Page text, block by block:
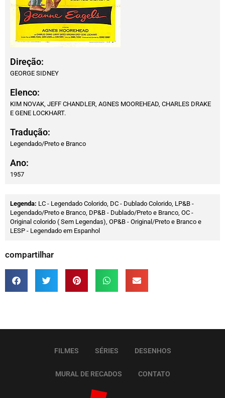
Direção:
GEORGE SIDNEY
Elenco:
KIM NOVAK, JEFF CHANDLER, AGNES MOOREHEAD, CHARLES DRAKE
E GENE LOCKHART.
Tradução:
Legendado/Preto e Branco
Ano:
1957
Legenda: LC - Legendado Colorido, DC - Dublado Colorido, LP&B -
Legendado/Preto e Branco, DP&B - Dublado/Preto e Branco, OC -
Original colorido ( Sem Legendas), OP&B - Original/Preto e Branco e
LESP - Legendado em Espanhol
compartilhar
FILMES SÉRIES DESENHOS
MURAL DE RECADOS CONTATO